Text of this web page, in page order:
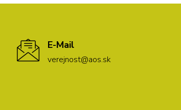
E-Mail
verejnost@aos.sk